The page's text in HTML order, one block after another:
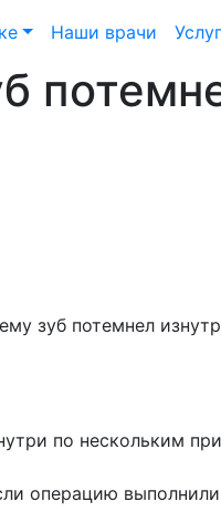
Наши врачи
зуб потемнел
по нескольким
операцию выполнили